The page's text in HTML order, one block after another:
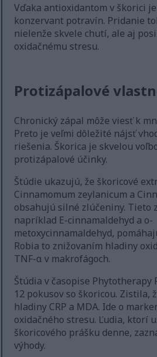
Vďaka antioxidantom v škorici
konzervant potravín. Pridanie
nielenže skvele chutí, ale aj
oxidačnému stresu.
Protizápalové
Chronický zápal môže viesť k
Preto je veľmi dôležité nájsť
riešenia. Škorica je skvelou
protizápalové účinky.
Štúdie ukazujú, že škoricové
Cinnamomum zeylanicum a
obsahujú silné zlúčeniny. Tieto
napríklad E-cinnamaldehyd a o-
metoxycinnamaldehyd,
Robia to znižovaním hladiny
TNF-α v makrofágoch.
Štúdia v časopise Phytotherapy
12 pokusov so škoricou. Zistila,
hladiny CRP a MDA. Ide o
oxidačného stresu. Ľudia, ktorí
škoricového prášku denne,
výhody.